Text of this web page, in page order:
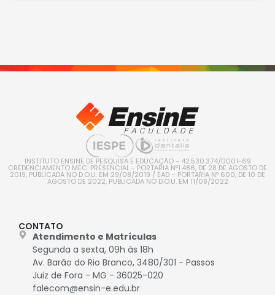
INSTITUTO ENSINE DE PESQUISA E EDUCAÇÃO - 42.530.374/0001-69
CREDENCIAMENTO MEC: PRESENCIAL - PORTARIA Nº1.486, DE 28 DE AGOSTO DE
2019, PUBLICADA NO D.O.U. EM 29/08/2019 / EAD – PORTARIA Nº 600, DE 10 DE
AGOSTO DE 2022, PUBLICADA NO D.O.U. EM 11/08/2022
CONTATO
Atendimento e Matrículas
Segunda a sexta, 09h às 18h
Av. Barão do Rio Branco, 3480/301 - Passos
Juiz de Fora - MG - 36025-020
falecom@ensin-e.edu.br